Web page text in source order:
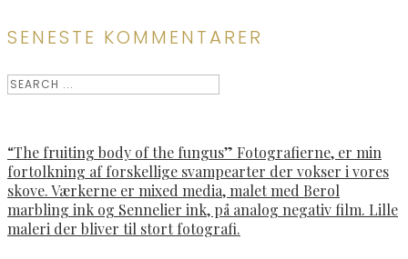
SENESTE KOMMENTARER
“The fruiting body of the fungus” Fotografierne, er min
fortolkning af forskellige svampearter der vokser i vores
skove. Værkerne er mixed media, malet med Berol
marbling ink og Sennelier ink, på analog negativ film. Lille
maleri der bliver til stort fotografi.